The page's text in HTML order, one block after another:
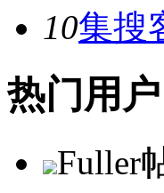
10集搜
热门用户
Fuller